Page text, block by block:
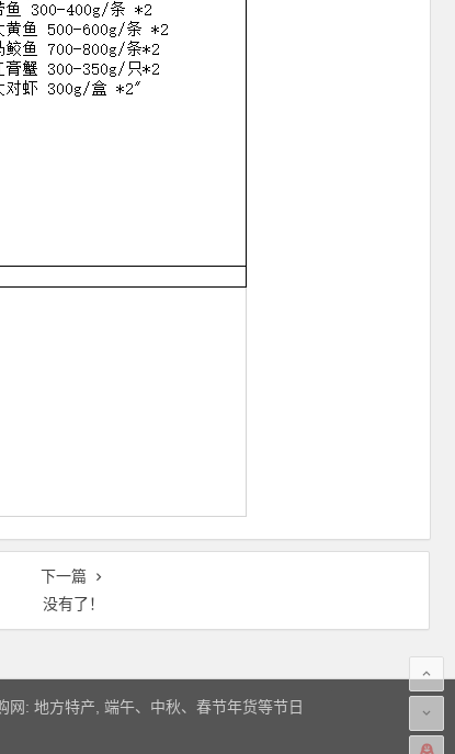
下一篇
没有了！
网: 地方特产, 端午、中秋、春节年货等节日